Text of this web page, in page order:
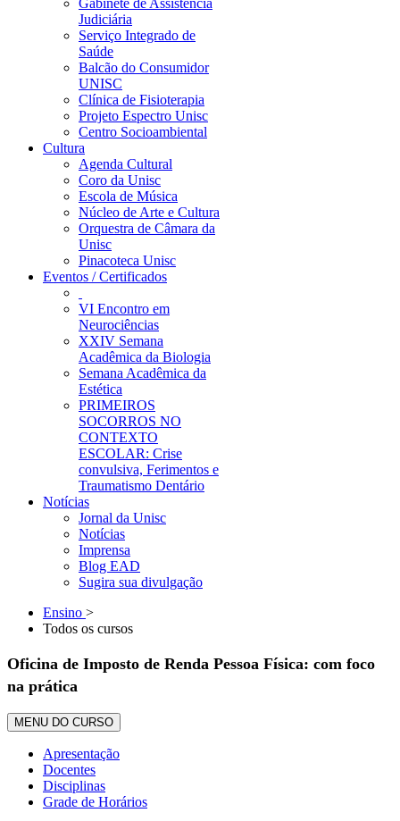
Gabinete de Assistência
Judiciária
Serviço Integrado de
Saúde
Balcão do Consumidor
UNISC
Clínica de Fisioterapia
Projeto Espectro Unisc
Centro Socioambiental
Cultura
Agenda Cultural
Coro da Unisc
Escola de Música
Núcleo de Arte e Cultura
Orquestra de Câmara da
Unisc
Pinacoteca Unisc
Eventos / Certificados
VI Encontro em
Neurociências
XXIV Semana
Acadêmica da Biologia
Semana Acadêmica da
Estética
PRIMEIROS
SOCORROS NO
CONTEXTO
ESCOLAR: Crise
convulsiva, Ferimentos e
Traumatismo Dentário
Notícias
Jornal da Unisc
Notícias
Imprensa
Blog EAD
Sugira sua divulgação
Ensino >
Todos os cursos
Oficina de Imposto de Renda Pessoa Física: com foco
na prática
MENU DO CURSO
Apresentação
Docentes
Disciplinas
Grade de Horários